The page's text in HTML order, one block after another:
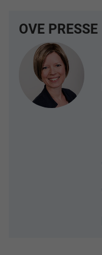
OVE PRESSE